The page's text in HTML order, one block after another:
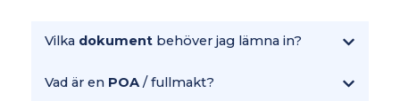
Vilka dokument behöver jag lämna in?
Vad är en POA/ fullmakt?